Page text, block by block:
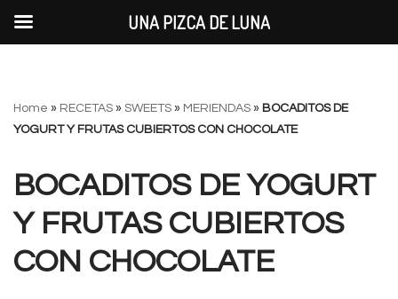
al
contenido
Home » RECETAS » SWEETS » MERIENDAS » BOCADITOS DE
YOGURT Y FRUTAS CUBIERTOS CON CHOCOLATE
BOCADITOS DE YOGURT
Y FRUTAS CUBIERTOS
CON CHOCOLATE
UNA PIZCA DE LUNA